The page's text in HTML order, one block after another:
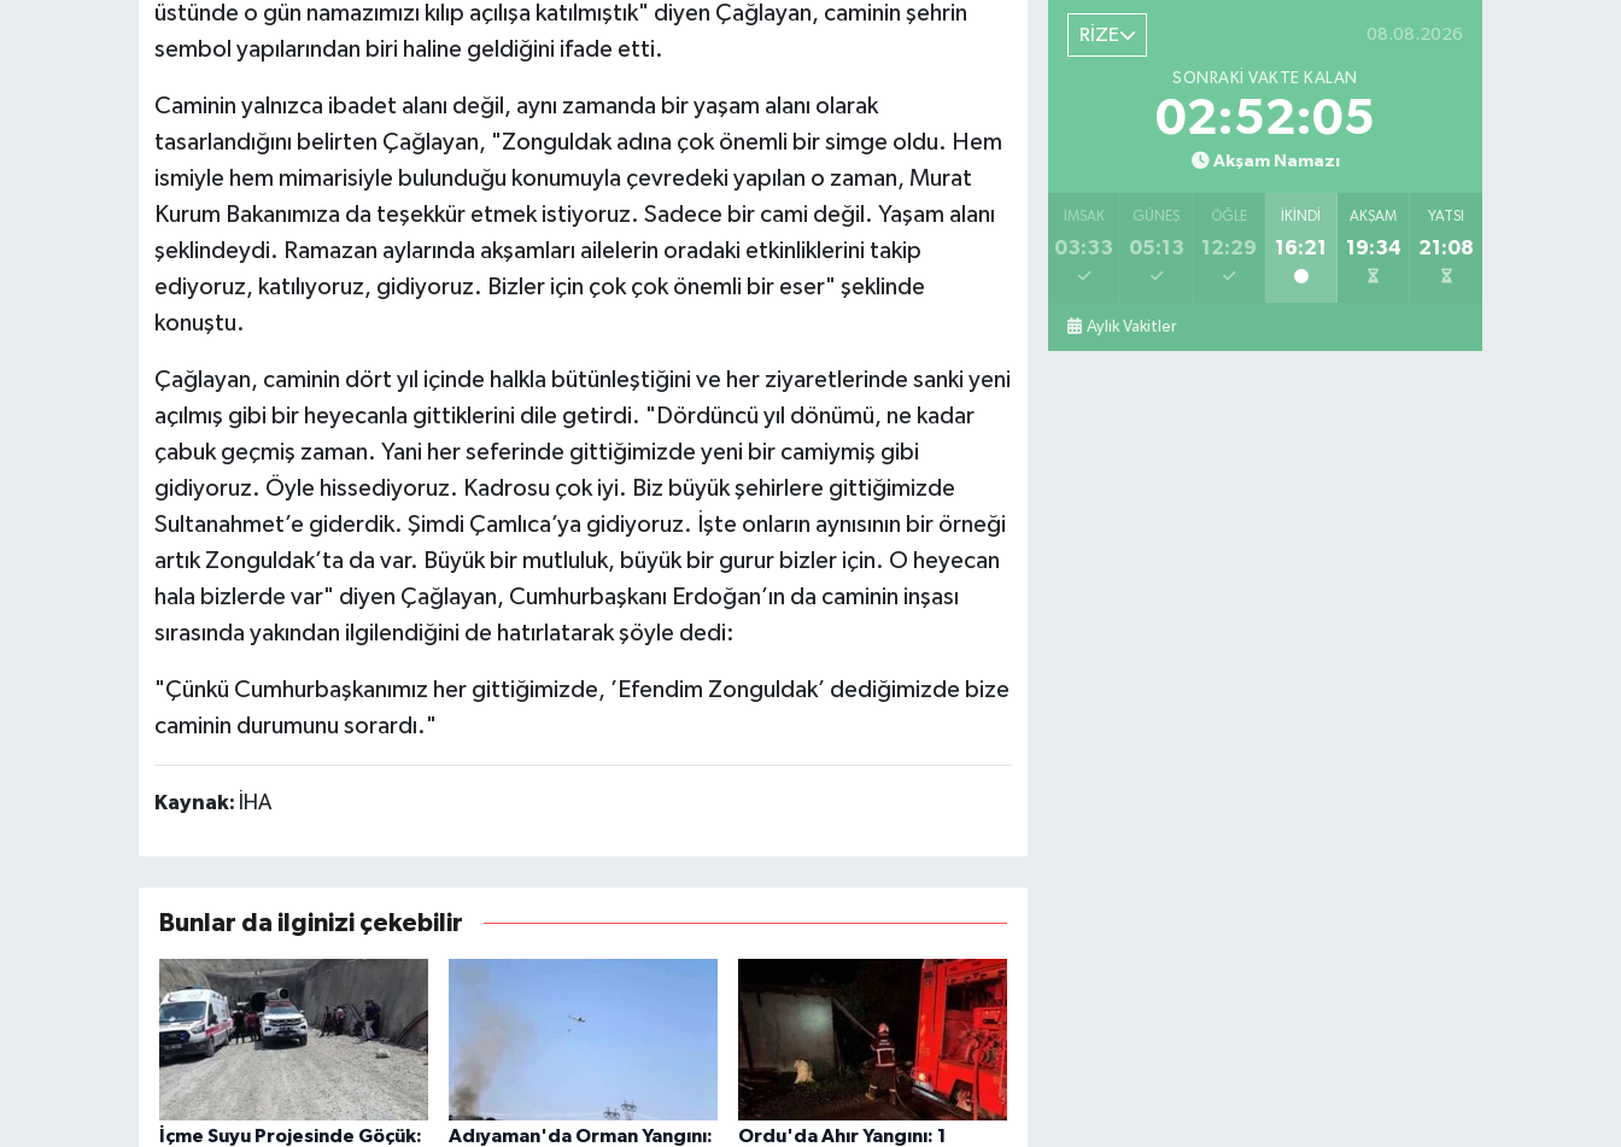
üstünde o gün namazımızı kılıp açılışa katılmıştık" diyen Çağlayan, caminin şehrin
sembol yapılarından biri haline geldiğini ifade etti.
Caminin yalnızca ibadet alanı değil, aynı zamanda bir yaşam alanı olarak
tasarlandığını belirten Çağlayan, "Zonguldak adına çok önemli bir simge oldu. Hem
ismiyle hem mimarisiyle bulunduğu konumuyla çevredeki yapılan o zaman, Murat
Kurum Bakanımıza da teşekkür etmek istiyoruz. Sadece bir cami değil. Yaşam alanı
şeklindeydi. Ramazan aylarında akşamları ailelerin oradaki etkinliklerini takip
ediyoruz, katılıyoruz, gidiyoruz. Bizler için çok çok önemli bir eser" şeklinde
konuştu.
Çağlayan, caminin dört yıl içinde halkla bütünleştiğini ve her ziyaretlerinde sanki yeni
açılmış gibi bir heyecanla gittiklerini dile getirdi. "Dördüncü yıl dönümü, ne kadar
çabuk geçmiş zaman. Yani her seferinde gittiğimizde yeni bir camiymiş gibi
gidiyoruz. Öyle hissediyoruz. Kadrosu çok iyi. Biz büyük şehirlere gittiğimizde
Sultanahmet’e giderdik. Şimdi Çamlıca’ya gidiyoruz. İşte onların aynısının bir örneği
artık Zonguldak’ta da var. Büyük bir mutluluk, büyük bir gurur bizler için. O heyecan
hala bizlerde var" diyen Çağlayan, Cumhurbaşkanı Erdoğan’ın da caminin inşası
sırasında yakından ilgilendiğini de hatırlatarak şöyle dedi:
"Çünkü Cumhurbaşkanımız her gittiğimizde, ’Efendim Zonguldak’ dediğimizde bize
caminin durumunu sorardı."
Kaynak: İHA
Bunlar da ilginizi çekebilir
İçme Suyu Projesinde Göçük:
Adıyaman'da Orman Yangını:
Ordu'da Ahır Yangını: 1
RİZE 08.08.2026
SONRAKI VAKTE KALAN
02:52:04
Akşam Namazı
İMSAK
03:33
GÜNEŞ
05:13
ÖĞLE
12:29
İKINDI
16:21
AKŞAM
19:34
YATSI
21:08
Aylık Vakitler